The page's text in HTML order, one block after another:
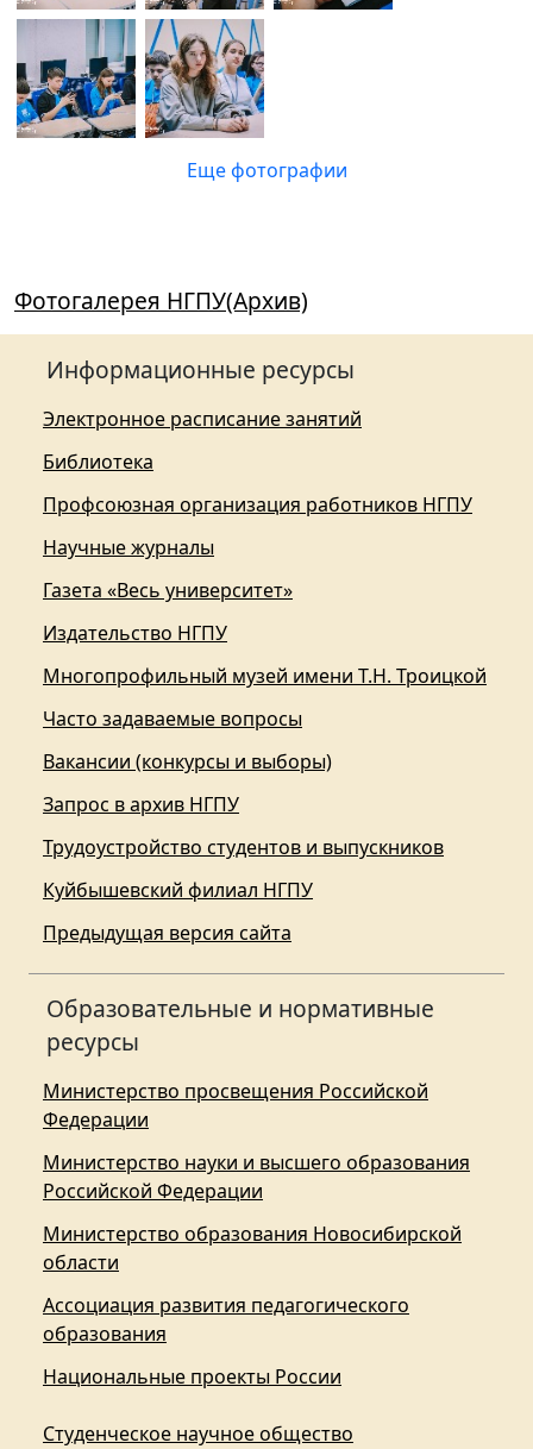
Еще фотографии
Фотогалерея НГПУ(Архив)
Информационные ресурсы
Электронное расписание занятий
Библиотека
Профсоюзная организация работников НГПУ
Научные журналы
Газета «Весь университет»
Издательство НГПУ
Многопрофильный музей имени Т.Н. Троицкой
Часто задаваемые вопросы
Вакансии (конкурсы и выборы)
Запрос в архив НГПУ
Трудоустройство студентов и выпускников
Куйбышевский филиал НГПУ
Предыдущая версия сайта
Образовательные и нормативные
ресурсы
Министерство просвещения Российской
Федерации
Министерство науки и высшего образования
Российской Федерации
Министерство образования Новосибирской
области
Ассоциация развития педагогического
образования
Национальные проекты России
Студенческое научное общество